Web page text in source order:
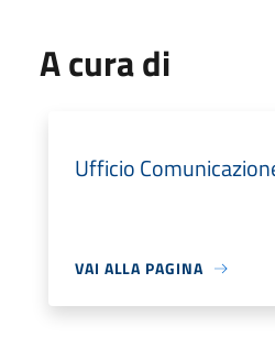
A cura di
Ufficio
VAI ALLA PAGINA